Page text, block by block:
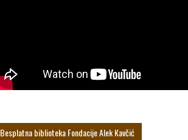
Besplatna biblioteka Fondacije Alek Кavčić